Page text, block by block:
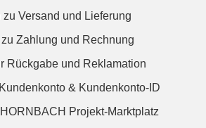
zu Versand und Lieferung
Zahlung und Rechnung
Rückgabe und Reklamation
& Kundenkonto-ID
Projekt-Marktplatz